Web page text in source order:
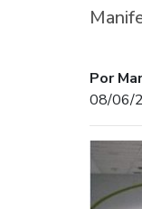
Por
08/06/